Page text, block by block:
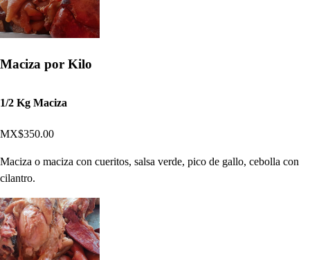
Maciza por Kilo
1/2 Kg Maciza
MX$350.00
Maciza o maciza con cueritos, salsa verde, pico de gallo, cebolla con
cilantro.